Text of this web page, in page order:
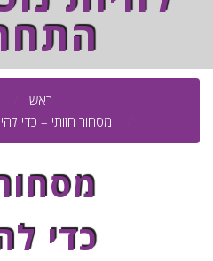
ראשי
מסחור חזותי – כדי
כדי